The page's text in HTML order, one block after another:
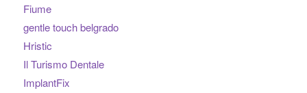
Fiume
gentle touch belgrado
Hristic
Il Turismo Dentale
ImplantFix